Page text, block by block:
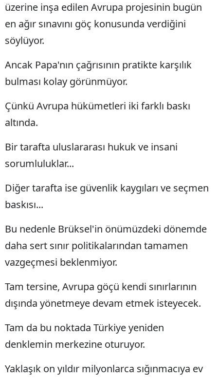
üzerine inşa edilen Avrupa projesinin bugün
en ağır sınavını göç konusunda verdiğini
söylüyor.
Ancak Papa'nın çağrısının pratikte karşılık
bulması kolay görünmüyor.
Çünkü Avrupa hükümetleri iki farklı baskı
altında.
Bir tarafta uluslararası hukuk ve insani
sorumluluklar...
Diğer tarafta ise güvenlik kaygıları ve seçmen
baskısı...
Bu nedenle Brüksel'in önümüzdeki dönemde
daha sert sınır politikalarından tamamen
vazgeçmesi beklenmiyor.
Tam tersine, Avrupa göçü kendi sınırlarının
dışında yönetmeye devam etmek isteyecek.
Tam da bu noktada Türkiye yeniden
denklemin merkezine oturuyor.
Yaklaşık on yıldır milyonlarca sığınmacıya ev